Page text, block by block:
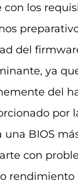
los
del
ya
del
por
BIOS
con
rendimiento